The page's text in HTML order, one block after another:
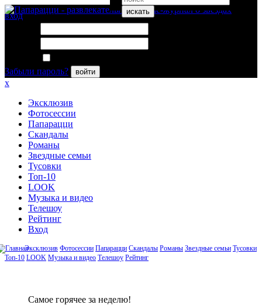
искать
вход
Забыли пароль?
войти
x
Эксклюзив
Фотосессии
Папарацци
Скандалы
Романы
Звездные семьи
Тусовки
Топ-10
LOOK
Музыка и видео
Телешоу
Рейтинг
Вход
Эксклюзив Фотосессии Папарацци Скандалы Романы Звездные семьи Тусовки
Топ-10 LOOK Музыка и видео Телешоу Рейтинг
Сaмое гoрячее за неделю!